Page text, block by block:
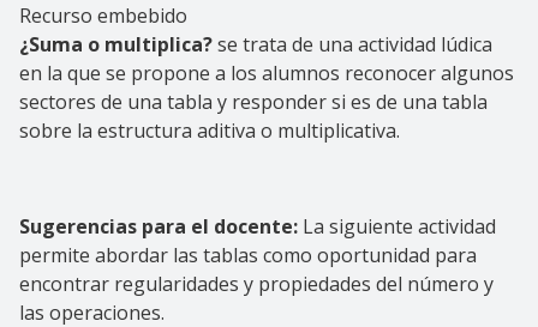
Recurso embebido
¿Suma o multiplica?se trata de una actividad lúdica
en la que se propone a los alumnos reconocer algunos
sectores de una tabla y responder si es de una tabla
sobre la estructura aditiva o multiplicativa.
Sugerencias para el docente: La siguiente actividad
permite abordar las tablas como oportunidad para
encontrar regularidades y propiedades del número y
las operaciones.